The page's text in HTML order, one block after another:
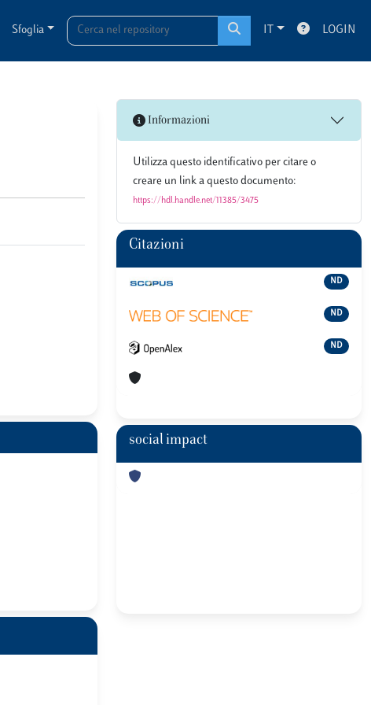
Sfoglia IT LOGIN
Informazioni
Utilizza questo identificativo per citare o
creare un link a questo documento:
https://hdl.handle.net/11385/3475
Citazioni
ND
ND
ND
social impact